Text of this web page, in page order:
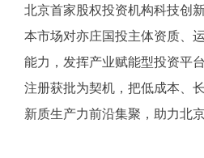
北京首家股权投资机构科技创
本市场对亦庄国投主体资质、
能力，发挥产业赋能型投资平
注册获批为契机，把低成本、
新质生产力前沿集聚，助力北